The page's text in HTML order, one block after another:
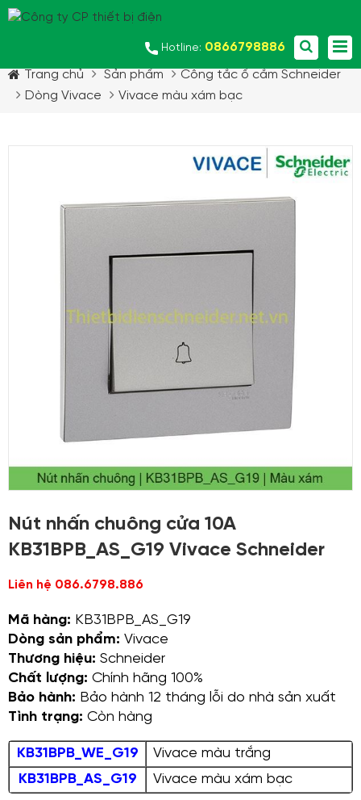
Hotline: 0866798886
Trang chủ
Sản phẩm
Công tắc ổ cắm Schneider
Dòng Vivace
Vivace màu xám bạc
Nút nhấn chuông cửa 10A
KB31BPB_AS_G19 Vivace Schneider
Liên hệ 086.6798.886
Mã hàng: KB31BPB_AS_G19
Dòng sản phẩm: Vivace
Thương hiệu: Schneider
Chất lượng: Chính hãng 100%
Bảo hành: Bảo hành 12 tháng lỗi do nhà sản xuất
Tình trạng: Còn hàng
KB31BPB_WE_G19
Vivace màu trắng
KB31BPB_AS_G19
Vivace màu xám bạc